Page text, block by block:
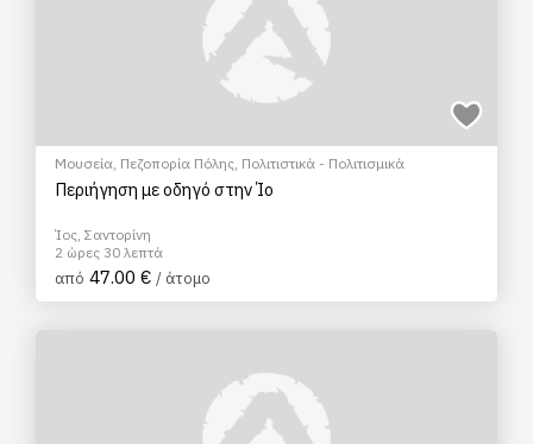
Μουσεία, Πεζοπορία Πόλης, Πολιτιστικά - Πολιτισμικά
Περιήγηση με οδηγό στην Ίο
Ίος, Σαντορίνη
2 ώρες 30 λεπτά
από 47.00 € / άτομο